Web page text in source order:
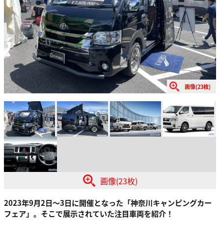
画像(23枚)
画像(23枚)
2023年9月2日〜3日に開催となった「神奈川キャンピングカー
フェア」。そこで展示されていた注目車両を紹介！